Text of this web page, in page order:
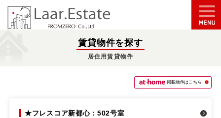
賃貸物件を探す
居住用賃貸物件
掲載物件はこちら
★フレスコア新都心：502号室